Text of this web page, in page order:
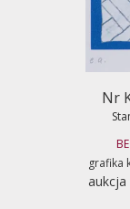
Nr
grafika
aukcja